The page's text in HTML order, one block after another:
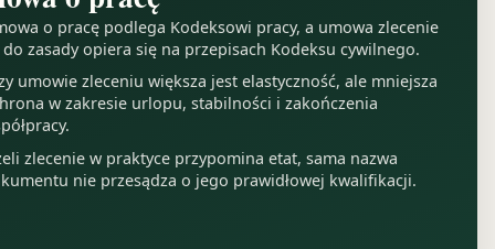
o pracę podlega Kodeksowi pracy, a umowa zlecenie
zasady opiera się na przepisach Kodeksu cywilnego.
umowie zleceniu większa jest elastyczność, ale mniejsza
w zakresie urlopu, stabilności i zakończenia
zlecenie w praktyce przypomina etat, sama nazwa
nie przesądza o jego prawidłowej kwalifikacji.